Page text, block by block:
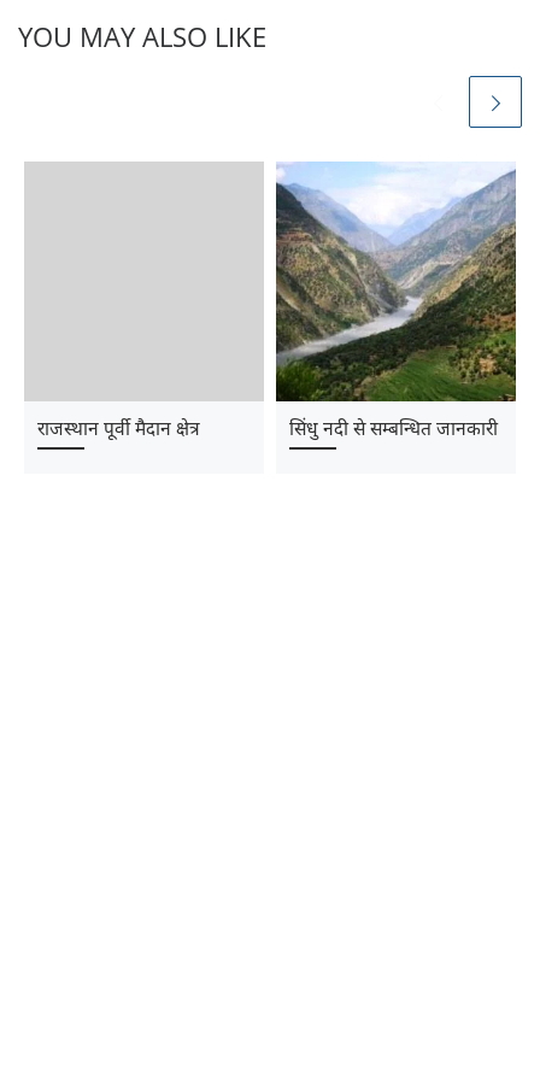
YOU MAY ALSO LIKE
राजस्थान पूर्वी मैदान क्षेत्र सिंधु नदी से सम्बन्धित जानकारी